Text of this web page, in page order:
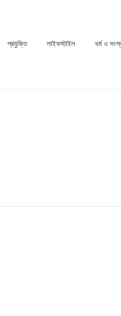
প্রযুক্তি লাইফস্টাইল ধর্ম ও